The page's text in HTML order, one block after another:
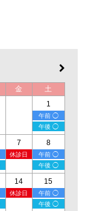
金
土
1
午前 ◯
午後 ◯
7
休診日
8
午前 ◯
午後 ◯
14
休診日
15
午前 ◯
午後 ◯